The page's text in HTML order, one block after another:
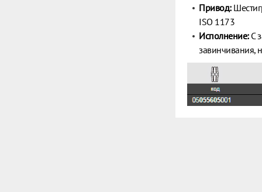
Привод:
ISO 1173
Исполнение:С
завинчивания,